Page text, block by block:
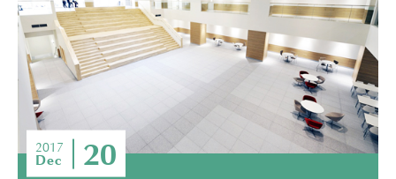
2017
Dec 20